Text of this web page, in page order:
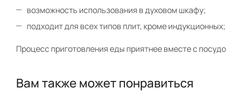
возможность использования в духовом шкафу;
подходит для всех типов плит, кроме индукционных;
Процесс приготовления еды приятнее вместе с
Вам также может понравиться